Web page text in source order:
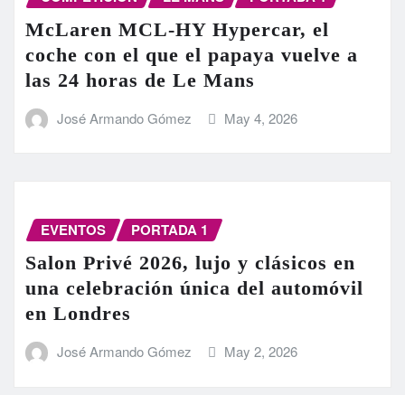
McLaren MCL-HY Hypercar, el
coche con el que el papaya vuelve a
las 24 horas de Le Mans
José Armando Gómez May 4, 2026
EVENTOS PORTADA 1
Salon Privé 2026, lujo y clásicos en
una celebración única del automóvil
en Londres
José Armando Gómez May 2, 2026